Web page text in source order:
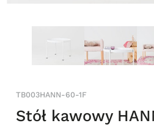
TB003HANN-60-1F
Stół kawowy